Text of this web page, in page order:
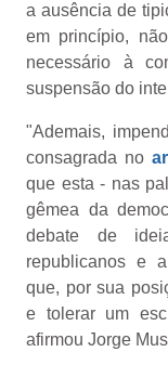
a ausência de
em princípio,
necessário à
suspensão do
"Ademais,
consagrada no
que esta - nas
gêmea da
debate de
republicanos e
que, por sua
e tolerar um
afirmou Jorge